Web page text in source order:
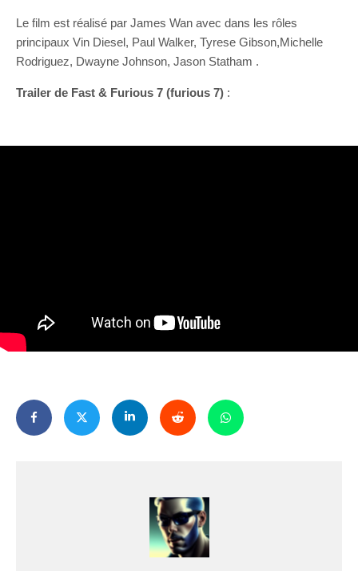
Le film est réalisé par James Wan avec dans les rôles
principaux Vin Diesel, Paul Walker, Tyrese Gibson,Michelle
Rodriguez, Dwayne Johnson, Jason Statham .
Trailer de Fast & Furious 7 (furious 7) :